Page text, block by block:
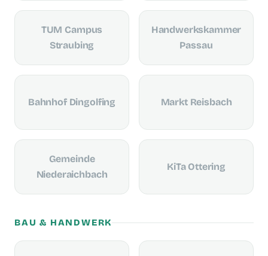
TUM Campus
Straubing
Handwerkskammer
Passau
Bahnhof Dingolfing Markt Reisbach
Gemeinde
Niederaichbach
KiTa Ottering
BAU & HANDWERK